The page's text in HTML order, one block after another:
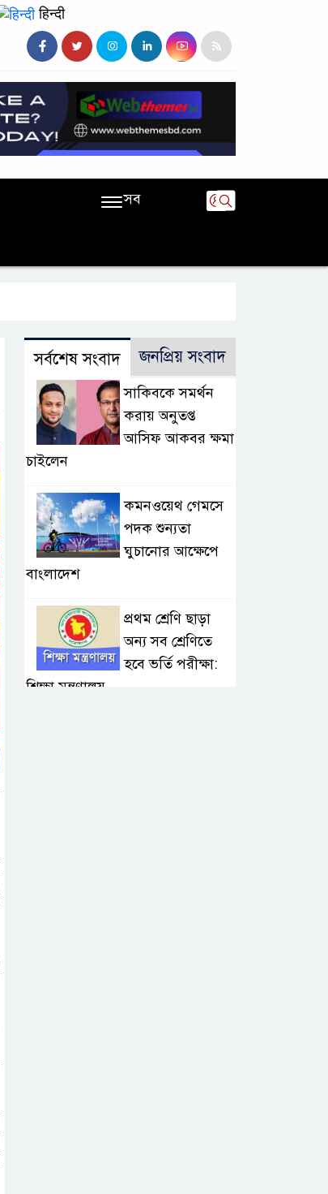
हिन्दी
সব
সর্বশেষ সংবাদ জনপ্রিয় সংবাদ
সাকিবকে সমর্থন
করায় অনুতপ্ত
আসিফ আকবর ক্ষমা
চাইলেন
কমনওয়েথ গেমসে
পদক শুন্যতা
ঘুচানোর আক্ষেপে
বাংলাদেশ
প্রথম শ্রেণি ছাড়া
অন্য সব শ্রেণিতে
হবে ভর্তি পরীক্ষা:
শিক্ষা মন্ত্রণালয়